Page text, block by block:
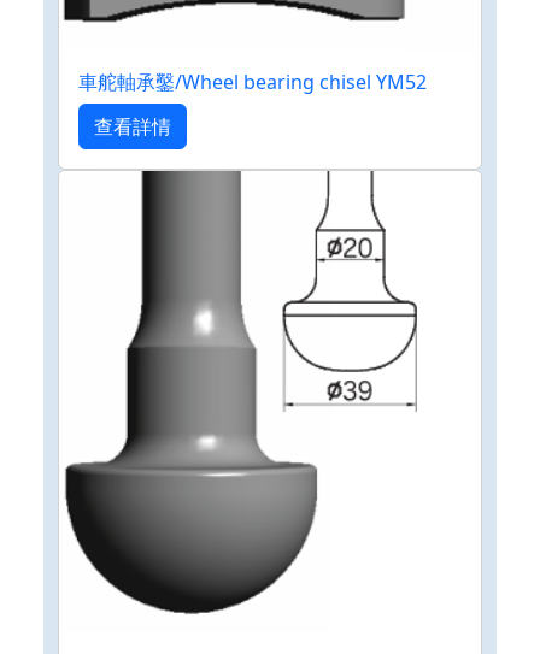
車舵軸承鑿/Wheel bearing chisel YM52
查看詳情